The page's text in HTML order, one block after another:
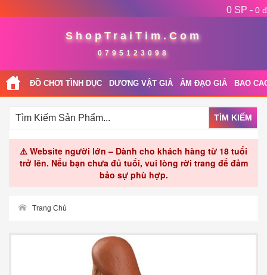
0 SP - 0 đ
ShopTraiTim.Com
0795123098
ĐỒ CHƠI TÌNH DỤC DƯƠNG VẬT GIẢ ÂM ĐẠO GIẢ BAO
TÌM KIẾM
⚠️ Website người lớn – Dành cho khách hàng từ 18 tuổi
trở lên. Nếu bạn chưa đủ tuổi, vui lòng rời trang để đảm
bảo sự phù hợp.
Trang Chủ